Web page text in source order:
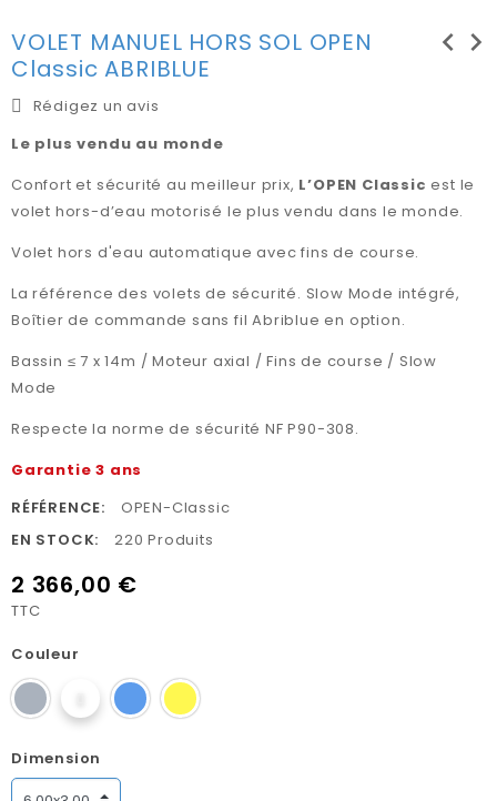
VOLET MANUEL HORS SOL OPEN
Classic ABRIBLUE
chevron_left chevron_right
Rédigez un avis
Le plus vendu au monde
Confort et sécurité au meilleur prix, L’OPEN Classicest le
volet hors-d’eau motorisé le plus vendu dans le monde.
Volet hors d'eau automatique avec fins de course.
La référence des volets de sécurité. Slow Mode intégré,
Boîtier de commande sans fil Abriblue en option.
Bassin ≤ 7 x 14m / Moteur axial / Fins de course / Slow
Mode
Respecte la norme de sécurité NF P90-308.
Garantie 3 ans
RÉFÉRENCE:
OPEN-Classic
EN STOCK:
220 Produits
2 366,00 €
TTC
Couleur
Dimension